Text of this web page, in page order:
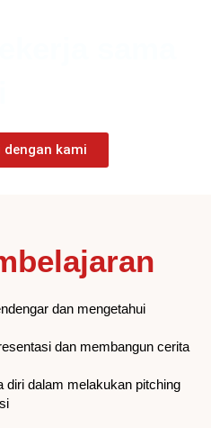
dengan kami
dan mengetahui
dan membangun cerita
diri dalam melakukan pitching